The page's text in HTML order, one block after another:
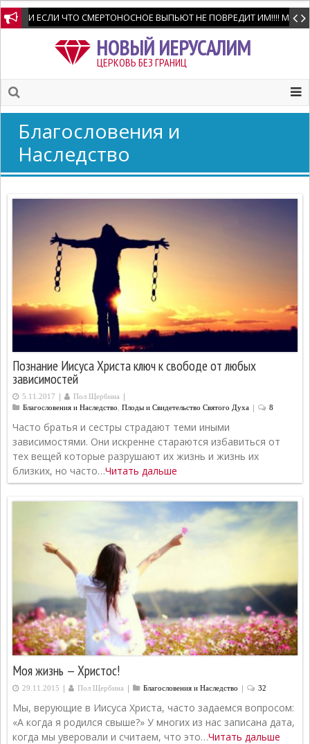
И ЕСЛИ ЧТО СМЕРТОНОСНОЕ ВЫПЬЮТ НЕ ПОВРЕДИТ ИМ!!!! Мне
НОВЫЙ ИЕРУСАЛИМ
ЦЕРКОВЬ БЕЗ ГРАНИЦ
Благословения и
Наследство
Познание Иисуса Христа ключ к свободе от любых
зависимостей
5.11.2017 | Пол Щербина |
Благословения и Наследство, Плоды и Свидетельство Святого Духа | 8
Часто братья и сестры страдают теми иными
зависимостями. Они искренне стараются избавиться от
тех вещей которые разрушают их жизнь и жизнь их
близких, но часто…Читать дальше
Моя жизнь — Христос!
29.11.2015 | Пол Щербина | Благословения и Наследство | 32
Мы, верующие в Иисуса Христа, часто задаемся вопросом:
«А когда я родился свыше?» У многих из нас записана дата,
когда мы уверовали и считаем, что это…Читать дальше